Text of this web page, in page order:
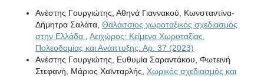
Ανέστης Γουργιώτης, Αθηνά Γιαννακού, Κωνσταντίνα-
Δήμητρα Σαλάτα, Θαλάσσιος χωροταξικός σχεδιασμός
στην Ελλάδα
Αειχώρος: Κείμενα Χωροταξίας,
Πολεοδομίας και Ανάπτυξης: Αρ. 37 (2023)
Ανέστης Γουργιώτης, Ευθυμία Σαραντάκου, Φωτεινή
Στεφανή, Μάριος Χαϊνταρλής, Χωρικός σχεδιασμός και